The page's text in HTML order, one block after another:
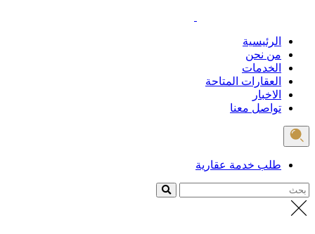
الرئيسية
من نحن
الخدمات
العقارات المتاحة
الاخبار
تواصل معنا
طلب خدمة عقارية
بحث